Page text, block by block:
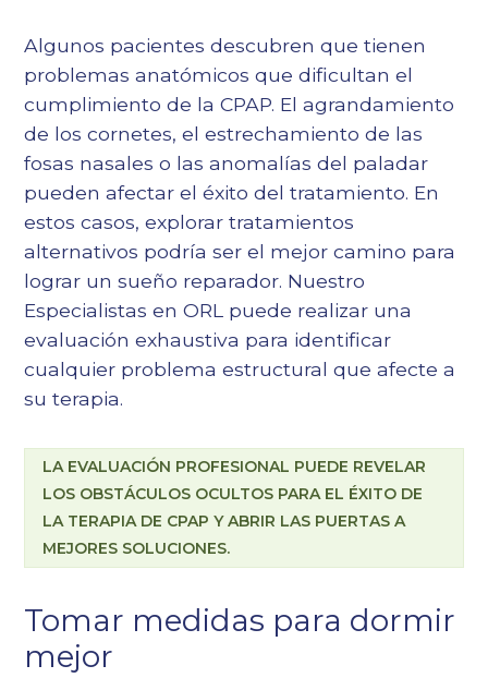
Algunos pacientes descubren que tienen
problemas anatómicos que dificultan el
cumplimiento de la CPAP. El agrandamiento
de los cornetes, el estrechamiento de las
fosas nasales o las anomalías del paladar
pueden afectar el éxito del tratamiento. En
estos casos, explorar tratamientos
alternativos podría ser el mejor camino para
lograr un sueño reparador. Nuestro
Especialistas en ORL puede realizar una
evaluación exhaustiva para identificar
cualquier problema estructural que afecte a
su terapia.
LA EVALUACIÓN PROFESIONAL PUEDE REVELAR
LOS OBSTÁCULOS OCULTOS PARA EL ÉXITO DE
LA TERAPIA DE CPAP Y ABRIR LAS PUERTAS A
MEJORES SOLUCIONES.
Tomar medidas para dormir
mejor